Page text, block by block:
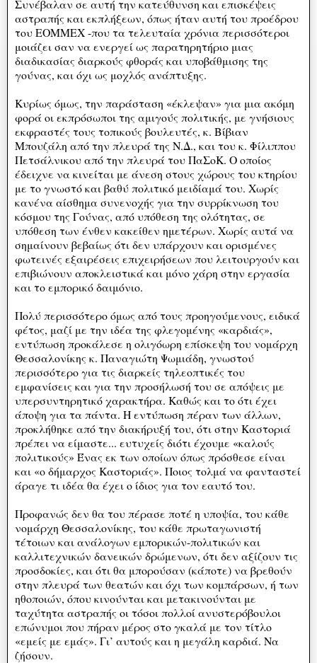
Συνέβαλαν σε αυτή την κατεύθυνση και επισκέψεις
αστραπής και εκπλήξεων, όπως ήταν αυτή του προέδρου
του ΕΟΜΜΕΧ -που τα τελευταία χρόνια περισσότεροι
μοιάζει σαν να ενεργεί ως παρατηρητήριο μιας
διαδικασίας διαρκούς φθοράς και υποβάθμισης της
γούνας, και όχι ως μοχλός ανάπτυξης.
Κυρίως όμως, την παράσταση «έκλεψαν» για μια ακόμη
φορά οι εκπρόσωποι της αμιγούς πολιτικής, με γνήσιους
εκφραστές τους τοπικούς βουλευτές, κ. Βίβιαν
Μπουζάλη από την πλευρά της Ν.Δ., και του κ. Φίλιππου
Πετσάλνικου από την πλευρά του ΠαΣοΚ. Ο οποίος
έδειχνε να κινείται με άνεση στους χώρους του κτηρίου
με το γνωστό και βαθύ πολιτικό μειδίαμά του. Χωρίς
κανένα αίσθημα συνενοχής για την συρρίκνωση του
κόσμου της Γούνας, από υπόθεση της ολότητας, σε
υπόθεση των ένθεν κακείθεν ημετέρων. Χωρίς αυτά να
σημαίνουν βεβαίως ότι δεν υπάρχουν και ορισμένες
φωτεινές εξαιρέσεις επιχειρήσεων που λειτουργούν και
επιβιώνουν αποκλειστικά και μόνο χάρη στην εργασία
και το εμπορικό δαιμόνιο.
Πολύ περισσότερο όμως από τους προηγούμενους, ειδικά
φέτος, μαζί με την ιδέα της φλεγομένης «καρδιάς»,
εντύπωση προκάλεσε η ολιγόωρη επίσκεψη του νομάρχη
Θεσσαλονίκης κ. Παναγιώτη Ψωμιάδη, γνωστού
περισσότερο για τις διαρκείς τηλεοπτικές του
εμφανίσεις και για την προσήλωσή του σε απόψεις με
υπερσυντηρητικό χαρακτήρα. Καθώς και το ότι έχει
άποψη για τα πάντα. Η εντύπωση πέραν των άλλων,
προκλήθηκε από την διακήρυξή του, ότι στην Καστοριά
πρέπει να είμαστε... ευτυχείς διότι έχουμε «καλούς
πολιτικούς» Ένας εκ των οποίων όπως πρόσθεσε είναι
και «ο δήμαρχος Καστοριάς». Ποιος τολμά να φανταστεί
άραγε τι ιδέα θα έχει ο ίδιος για τον εαυτό του.
Προφανώς δεν θα του πέρασε ποτέ η υποψία, του κάθε
νομάρχη Θεσσαλονίκης, του κάθε πρωταγωνιστή
τέτοιων και ανάλογων εμπορικών-πολιτικών και
καλλιτεχνικών δανεικών δρώμενων, ότι δεν αξίζουν τις
προσδοκίες, και ότι θα μπορούσαν (κάποτε) να βρεθούν
στην πλευρά των θεατών και όχι των κομπάρσων, ή των
ηθοποιών, όπου κινούνται και μετακινούνται με
ταχύτητα αστραπής οι τόσοι πολλοί ανυστερόβουλοι
επώνυμοι που πήραν μέρος στο γκαλά με τον τίτλο
«εμείς με εμάς». Γι’ αυτούς και η μεγάλη καρδιά. Να
ζήσουν.